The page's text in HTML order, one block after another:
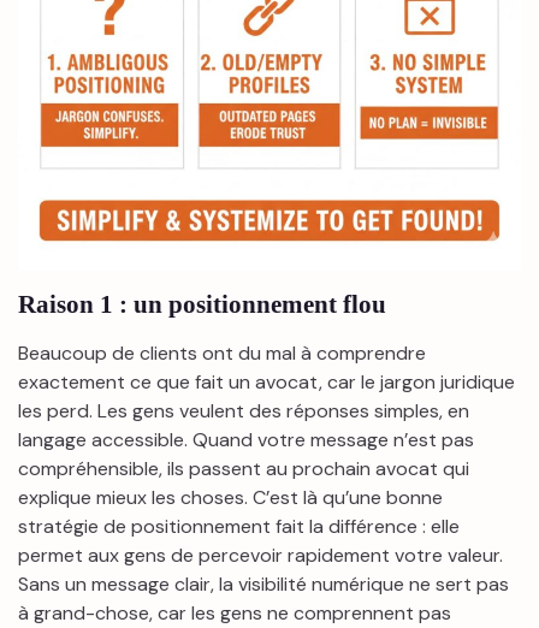
Raison 1 : un positionnement flou
Beaucoup de clients ont du mal à comprendre
exactement ce que fait un avocat, car le jargon juridique
les perd. Les gens veulent des réponses simples, en
langage accessible. Quand votre message n’est pas
compréhensible, ils passent au prochain avocat qui
explique mieux les choses. C’est là qu’une bonne
stratégie de positionnement fait la différence : elle
permet aux gens de percevoir rapidement votre valeur.
Sans un message clair, la visibilité numérique ne sert pas
à grand-chose, car les gens ne comprennent pas